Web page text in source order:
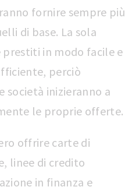
fornire sempre più
di base. La sola
prestiti in modo facile e
perciò
società inizieranno a
le proprie offerte.
offrire carte di
linee di credito
in finanza e